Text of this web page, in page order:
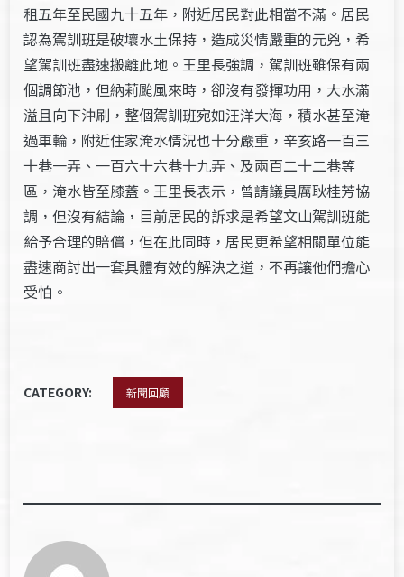
租五年至民國九十五年，附近居民對此相當不滿。居民
認為駕訓班是破壞水土保持，造成災情嚴重的元兇，希
望駕訓班盡速搬離此地。王里長強調，駕訓班雖保有兩
個調節池，但納莉颱風來時，卻沒有發揮功用，大水滿
溢且向下沖刷，整個駕訓班宛如汪洋大海，積水甚至淹
過車輪，附近住家淹水情況也十分嚴重，辛亥路一百三
十巷一弄、一百六十六巷十九弄、及兩百二十二巷等
區，淹水皆至膝蓋。王里長表示，曾請議員厲耿桂芳協
調，但沒有結論，目前居民的訴求是希望文山駕訓班能
給予合理的賠償，但在此同時，居民更希望相關單位能
盡速商討出一套具體有效的解決之道，不再讓他們擔心
受怕。
CATEGORY: 新聞回顧